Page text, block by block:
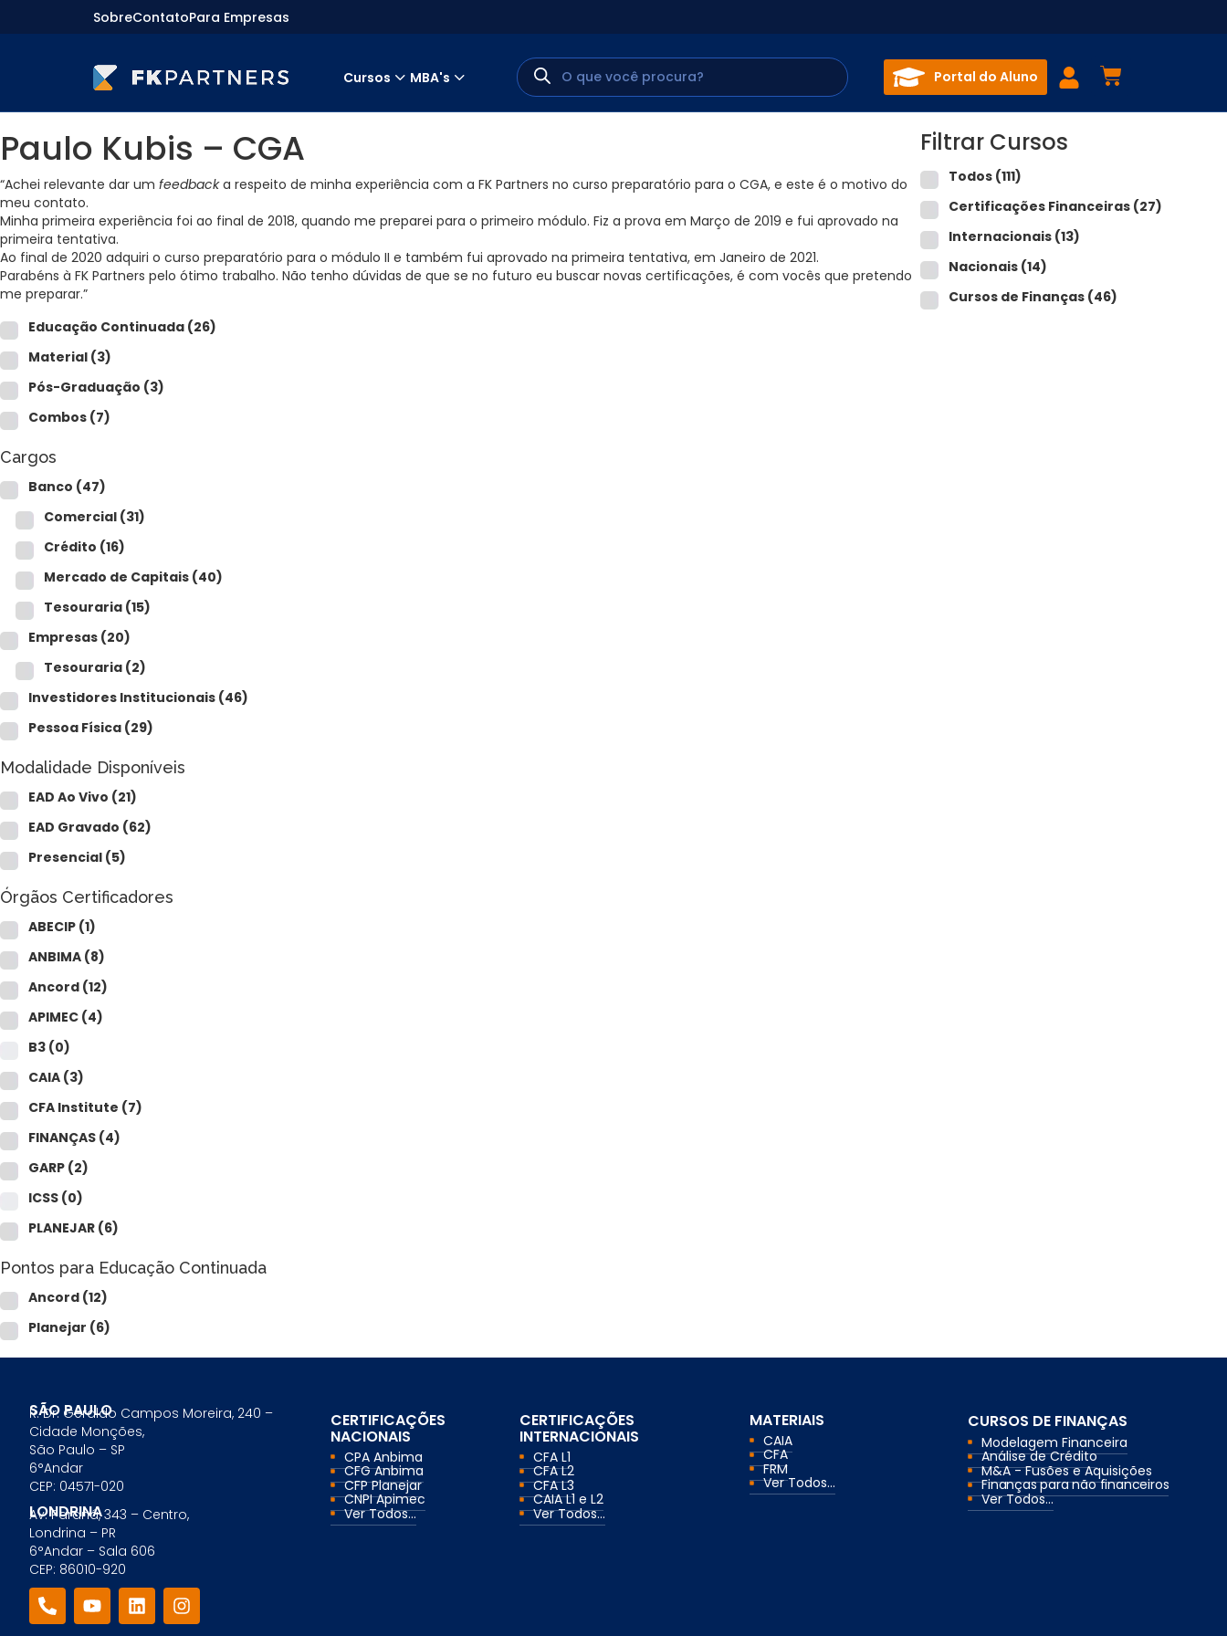
SobreContatoPara Empresas
Cursos MBA's Portal do Aluno
Preparatórios Nacionais
Internacionais
Finanças & Edu. Continuada
Por atuação
Navegação
Sobre nós
Para empresas
MINHA CONTA
CFP®
CPA
CGE
CGA
CNPI
C-Pro I
C-Pro R
CFA®
CAIA®
FRM®
Ver todos
Modelagem Financeira Aplicada
Curso Avan. de Análise de Crédito
M&A – Fusões e Aquisições
Ver todos (+50 cursos)
Crédito Bancário
Comercial Bancário
Tesouraria Bancária
Ver todos
Paulo Kubis – CGA
“Achei relevante dar um feedbacka respeito de minha experiência com a FK Partners no curso preparatório para o CGA, e este é o motivo do
meu contato.
Minha primeira experiência foi ao final de 2018, quando me preparei para o primeiro módulo. Fiz a prova em Março de 2019 e fui aprovado na
primeira tentativa.
Ao final de 2020 adquiri o curso preparatório para o módulo II e também fui aprovado na primeira tentativa, em Janeiro de 2021.
Parabéns à FK Partners pelo ótimo trabalho. Não tenho dúvidas de que se no futuro eu buscar novas certificações, é com vocês que pretendo
me preparar.”
Filtrar Cursos
Todos (111)
Certificações Financeiras (27)
Internacionais (13)
Nacionais (14)
Cursos de Finanças (46)
Educação Continuada (26)
Material (3)
Pós-Graduação (3)
Combos (7)
Cargos
Banco (47)
Comercial (31)
Crédito (16)
Mercado de Capitais (40)
Tesouraria (15)
Empresas (20)
Tesouraria (2)
Investidores Institucionais (46)
Pessoa Física (29)
Modalidade Disponíveis
EAD Ao Vivo (21)
EAD Gravado (62)
Presencial (5)
Órgãos Certificadores
ABECIP (1)
ANBIMA (8)
Ancord (12)
APIMEC (4)
B3 (0)
CAIA (3)
CFA Institute (7)
FINANÇAS (4)
GARP (2)
ICSS (0)
PLANEJAR (6)
Pontos para Educação Continuada
Ancord (12)
Planejar (6)
SÃO PAULO
R. Dr. Geraldo Campos Moreira, 240 –
Cidade Monções,
São Paulo – SP
6°Andar
CEP: 04571-020
LONDRINA
Av. Paraná, 343 – Centro,
Londrina – PR
6°Andar – Sala 606
CEP: 86010-920
CERTIFICAÇÕES
NACIONAIS
CPA Anbima
CFG Anbima
CFP Planejar
CNPI Apimec
Ver Todos...
CERTIFICAÇÕES
INTERNACIONAIS
CFA L1
CFA L2
CFA L3
CAIA L1 e L2
Ver Todos...
MATERIAIS
CAIA
CFA
FRM
Ver Todos...
CURSOS DE FINANÇAS
Modelagem Financeira
Análise de Crédito
M&A - Fusões e Aquisições
Finanças para não financeiros
Ver Todos...